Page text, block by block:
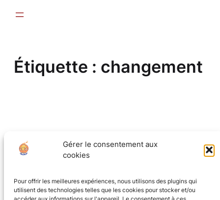
Gérer le consentement aux
cookies
Pour offrir les meilleures expériences, nous utilisons des plugins qui
utilisent des technologies telles que les cookies pour stocker et/ou
Étiquette : changement
CGV
Mentions Légales